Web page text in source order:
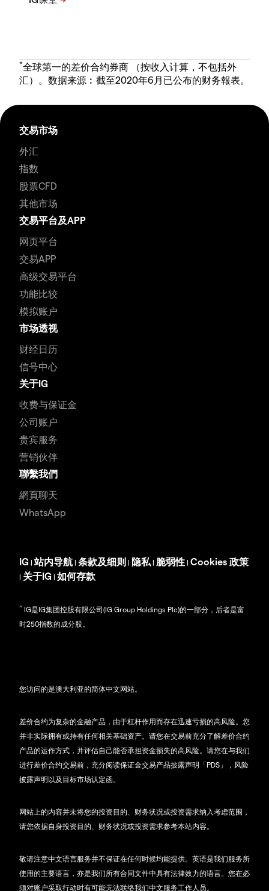
*全球第一的差价合约券商 （按收入计算，不包括外
汇）。数据来源︰截至2020年6月已公布的财务報表。
交易市场
外汇
指数
股票CFD
其他市场
交易平台及APP
网页平台
交易APP
高级交易平台
功能比较
模拟账户
市场透视
财经日历
信号中心
关于IG
收费与保证金
公司账户
贵宾服务
营销伙伴
聯繫我們
網頁聊天
WhatsApp
IG |站内导航 | 条款及细则 | 隐私 | 脆弱性 | Cookies 政策
| 关于IG | 如何存款
^ IG是IG集团控股有限公司(IG Group Holdings Plc)的一部分，后者是富
时250指数的成分股。
您访问的是澳大利亚的简体中文网站。
差价合约为复杂的金融产品，由于杠杆作用而存在迅速亏损的高风险。您
并非实际拥有或持有任何相关基础资产。请您在交易前充分了解差价合约
产品的运作方式，并评估自己能否承担资金损失的高风险。请您在与我们
进行差价合约交易前，充分阅读保证金交易产品披露声明「PDS」，风险
披露声明以及目标市场认定函。
网站上的内容并未将您的投资目的、财务状况或投资需求纳入考虑范围，
请您依据自身投资目的、财务状况或投资需求参考本站内容。
敬请注意中文语言服务并不保证在任何时候均能提供。英语是我们服务所
使用的主要语言，亦是我们所有合同文件中具有法律效力的语言。您在必
须对账户采取行动时有可能无法联络我们中文服务工作人员。